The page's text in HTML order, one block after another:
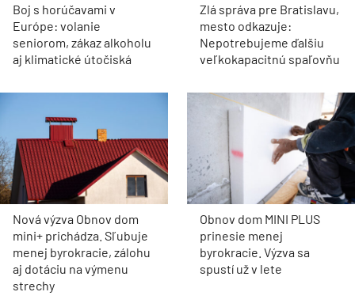
Boj s horúčavami v
Európe: volanie
seniorom, zákaz alkoholu
aj klimatické útočiská
Zlá správa pre Bratislavu,
mesto odkazuje:
Nepotrebujeme ďalšiu
veľkokapacitnú spaľovňu
Nová výzva Obnov dom
mini+ prichádza. Sľubuje
menej byrokracie, zálohu
aj dotáciu na výmenu
strechy
Obnov dom MINI PLUS
prinesie menej
byrokracie. Výzva sa
spustí už v lete